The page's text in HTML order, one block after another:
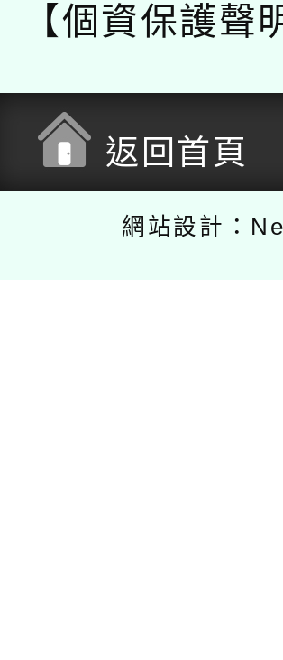
【個資保護聲
返回首頁
網站設計：